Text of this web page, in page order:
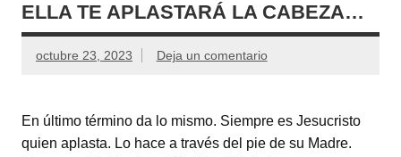
ELLA TE APLASTARÁ LA CABEZA…
octubre 23, 2023 Deja un comentario
En último término da lo mismo. Siempre es Jesucristo
quien aplasta. Lo hace a través del pie de su Madre.